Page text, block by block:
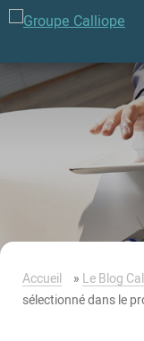
Groupe
Calliope
Accueil » Le Blog
sélectionné dans le